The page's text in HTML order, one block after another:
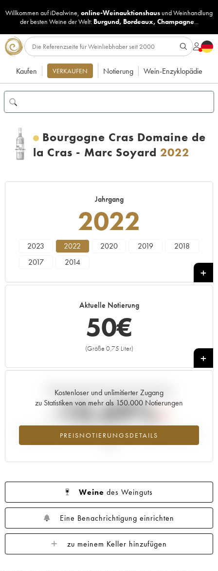
Willkommen auf iDealwine, online-Weinauktionshaus undWeinhandlung
der besten Weine der Welt: Burgund, Bordeaux, Champagne...
Kaufen VERKAUFEN Notierung Wein-Enzyklopädie
Bourgogne Cras Domaine de
la Cras - Marc Soyard 2022
Jahrgang
2022
2023 2022 2020 2019
2018
2017
2014
Aktuelle Notierung
50€
(Größe 0,75 Liter)
+
Kostenloser und unlimitierter Zugang
zu Statistiken von mehr als 150.000 Notierungen
PREISNOTIERUNGSDETAILS
Aktuelle Entwicklung der Preisnotierung
-10.69%
Preisabfall des Jahrgangs 2022 im Jahr 2026 im Vergleich zum Jahr
Weine des Weinguts
Eine Benachrichtigung einrichten
zu meinem Keller hinzufügen